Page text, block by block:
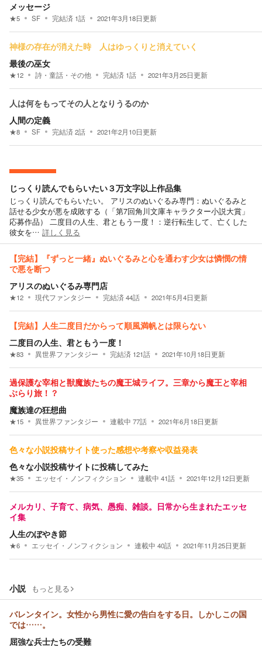
メッセージ
★5 SF 完結済 1話 2021年3月18日更新
神様の存在が消えた時 人はゆっくりと消えていく
最後の巫女
★12 詩・童話・その他 完結済 1話 2021年3月25日更新
人は何をもってその人となりうるのか
人間の定義
★8 SF 完結済2話 2021年2月10日更新
じっくり読んでもらいたい３万文字以上作品集
じっくり読んでもらいたい。 アリスのぬいぐるみ専門：ぬいぐるみと
話せる少女が悪を成敗する（「第7回角川文庫キャラクター小説大賞」
応募作品） 二度目の人生、君ともう一度！：逆行転生して、亡くした
彼女を… 詳しく見る
【完結】『ずっと一緒』ぬいぐるみと心を通わす少女は憐憫の情
で悪を断つ
アリスのぬいぐるみ専門店
★12 現代ファンタジー 完結済44話 2021年5月4日更新
【完結】人生二度目だからって順風満帆とは限らない
二度目の人生、君ともう一度！
★83 異世界ファンタジー 完結済 121話 2021年10月18日更新
過保護な宰相と獣魔族たちの魔王城ライフ。三章から魔王と宰相
ぶらり旅！？
魔族達の狂想曲
★15 異世界ファンタジー 連載中 77話 2021年6月18日更新
色々な小説投稿サイト使った感想や考察や収益発表
色々な小説投稿サイトに投稿してみた
★35 エッセイ・ノンフィクション 連載中 41話 2021年12月12日更新
メルカリ、子育て、病気、愚痴、雑談。日常から生まれたエッセ
イ集
人生のぼやき節
★6 エッセイ・ノンフィクション 連載中 40話 2021年11月25日更新
小説 もっと見る
バレンタイン。女性から男性に愛の告白をする日。しかしこの国
では……。
屈強な兵士たちの受難